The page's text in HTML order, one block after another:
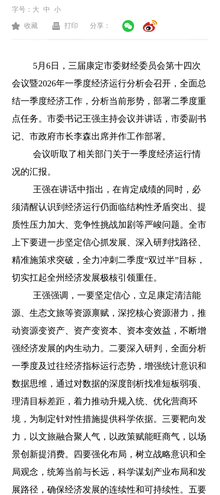
字号： 大 中 小
收藏 打印 分享：
5月6日，三届康定市委财经委员会第十四次
会议暨2026年一季度经济运行分析会召开，全面总
结一季度经济工作，分析当前形势，部署二季度重
点任务。市委书记王强主持会议并讲话，市委副书
记、市政府市长李森出席并作工作部署。
会议听取了相关部门关于一季度经济运行情
况的汇报。
王强在讲话中指出，在肯定成绩的同时，必
须清醒认识到经济运行仍面临结构性矛盾突出、提
质性压力加大、竞争性挑战加剧等严峻问题。全市
上下要进一步坚定信心抓发展、深入研判找路径、
精准施策求突破，全力冲刺二季度“双过半”目标，
切实扛起全州经济发展极核引领重任。
王强强调，一要坚定信心，立足康定清洁能
源、生态文旅等资源禀赋，深挖核心资源潜力，推
动资源变资产、资产变资本、资本变效益，不断增
强经济发展的内生动力。二要深入研判，全面分析
一季度及过往经济指标运行态势，增强统计意识和
数据思维，通过对数据的深度剖析找准短板弱项、
理清目标差距，着力推动升规入统、优化营商环
境，为制定针对性措施提供科学依据。三要靶向发
力，以文旅融合聚人气，以政策赋能旺商气，以场
景创新提消费。四要强化布局，树立战略意识和全
局观念，统筹当前与长远，科学谋划产业布局和发
展路径，确保经济发展的连续性和可持续性。五要